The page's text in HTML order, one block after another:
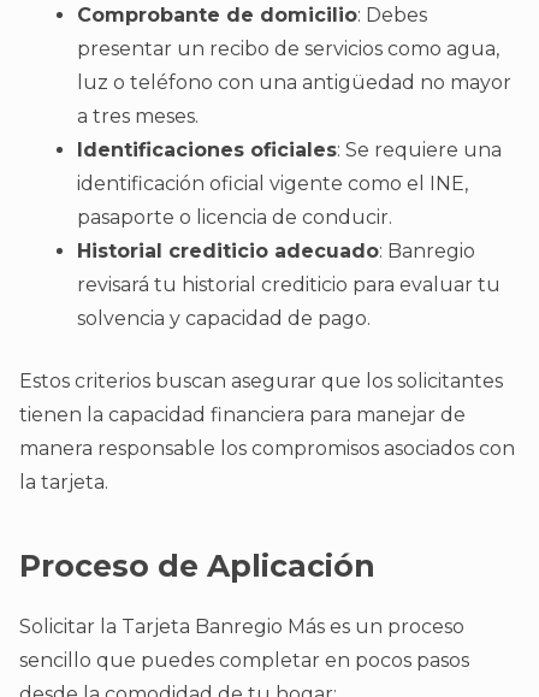
Comprobante de domicilio: Debes
presentar un recibo de servicios como agua,
luz o teléfono con una antigüedad no mayor
a tres meses.
Identificaciones oficiales: Se requiere una
identificación oficial vigente como el INE,
pasaporte o licencia de conducir.
Historial crediticio adecuado: Banregio
revisará tu historial crediticio para evaluar tu
solvencia y capacidad de pago.
Estos criterios buscan asegurar que los solicitantes
tienen la capacidad financiera para manejar de
manera responsable los compromisos asociados con
la tarjeta.
Proceso de Aplicación
Solicitar la Tarjeta Banregio Más es un proceso
sencillo que puedes completar en pocos pasos